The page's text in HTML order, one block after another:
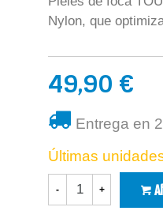
Nylon, que
49,90 €
Entrega en
Últimas
- +